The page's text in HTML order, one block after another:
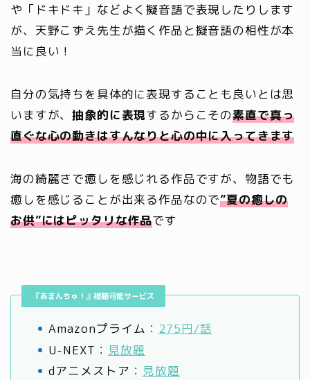
や「ドキドキ」などよく擬音語で表現したりします
が、天野こずえ先生が描く作品と擬音語の相性が本
当に良い！
自分の気持ちを具体的に表現することも良いとは思
いますが、抽象的に表現するからこその素直で真っ
直ぐな心の動きはすんなりと心の中に入ってきます
海の綺麗さで癒しを感じれる作品ですが、物語でも
癒しを感じることが出来る作品なので”夏の癒しの
お供”にはピッタリな作品です
『あまんちゅ！』視聴可能サービス
Amazonプライム： 275円/話
U-NEXT： 見放題
dアニメストア： 見放題